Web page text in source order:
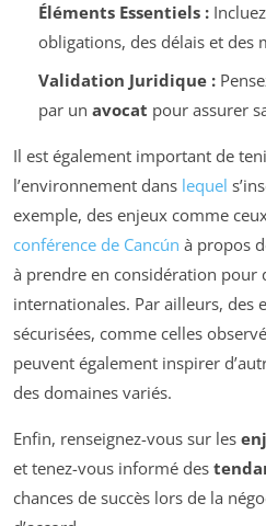
Éléments Essentiels :
obligations, des délais et des
Validation Juridique :
par un avocat pour assurer
Il est également important de
l’environnement dans lequel
exemple, des enjeux comme
conférence de Cancún à propos
à prendre en considération pour
internationales. Par ailleurs, des
sécurisées, comme celles
peuvent également inspirer
des domaines variés.
Enfin, renseignez-vous sur les
et tenez-vous informé des
chances de succès lors de la